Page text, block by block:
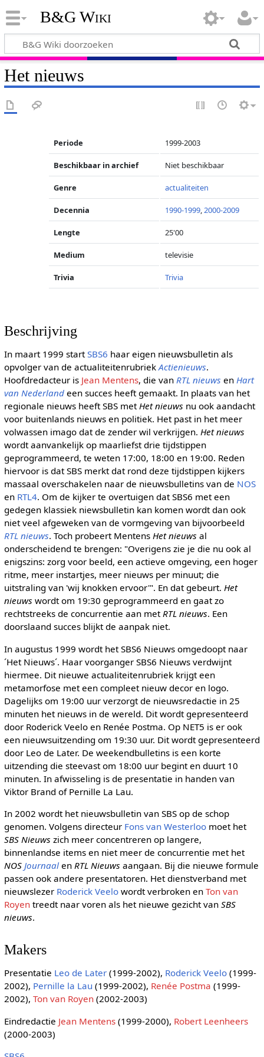
B&G Wiki
Het nieuws
Periode 1999-2003
Beschikbaar in archief Niet beschikbaar
Genre actualiteiten
Decennia 1990-1999,2000-2009
Lengte 25'00
Medium televisie
Trivia Trivia
Beschrijving
In maart 1999 startSBS6 haar eigen nieuwsbulletin als
opvolger van de actualiteitenrubriekActienieuws.
Hoofdredacteur is Jean Mentens, die van RTL nieuws en Hart
van Nederlandeen succes heeft gemaakt. In plaats van het
regionale nieuws heeft SBS metHet nieuws nu ook aandacht
voor buitenlands nieuws en politiek. Het past in het meer
volwassen imago dat de zender wil verkrijgen. Het nieuws
wordt aanvankelijk op maarliefst drie tijdstippen
geprogrammeerd, te weten 17:00, 18:00 en 19:00. Reden
hiervoor is dat SBS merkt dat rond deze tijdstippen kijkers
massaal overschakelen naar de nieuwsbulletins van de NOS
en RTL4. Om de kijker te overtuigen dat SBS6 met een
gedegen klassiek niewsbulletin kan komen wordt dan ook
niet veel afgeweken van de vormgeving van bijvoorbeeld
RTL nieuws. Toch probeert Mentens Het nieuws al
onderscheidend te brengen: "Overigens zie je die nu ook al
enigszins: zorg voor beeld, een actieve omgeving, een hoger
ritme, meer instartjes, meer nieuws per minuut; die
uitstraling van 'wij knokken ervoor'". En dat gebeurt. Het
nieuws wordt om 19:30 geprogrammeerd en gaat zo
rechtstreeks de concurrentie aan metRTL nieuws. Een
doorslaand succes blijkt de aanpak niet.
In augustus 1999 wordt het SBS6 Nieuws omgedoopt naar
´Het Nieuws´. Haar voorganger SBS6 Nieuws verdwijnt
hiermee. Dit nieuwe actualiteitenrubriek krijgt een
metamorfose met een compleet nieuw decor en logo.
Dagelijks om 19:00 uur verzorgt de nieuwsredactie in 25
minuten het nieuws in de wereld. Dit wordt gepresenteerd
door Roderick Veelo en Renée Postma. Op NET5 is er ook
een nieuwsuitzending om 19:30 uur. Dit wordt gepresenteerd
door Leo de Later. De weekendbulletins is een korte
uitzending die steevast om 18:00 uur begint en duurt 10
minuten. In afwisseling is de presentatie in handen van
Viktor Brand of Pernille La Lau.
In 2002 wordt het nieuwsbulletin van SBS op de schop
genomen. Volgens directeur Fons van Westerloomoet het
SBS Nieuws zich meer concentreren op langere,
binnenlandse items en niet meer de concurrentie met het
NOS Journaalen RTL Nieuws aangaan. Bij die nieuwe formule
passen ook andere presentatoren. Het dienstverband met
nieuwslezer Roderick Veelowordt verbroken en Ton van
Royentreedt naar voren als het nieuwe gezicht van SBS
nieuws.
Makers
Presentatie Leo de Later(1999-2002), Roderick Veelo(1999-
2002), Pernille la Lau (1999-2002), Renée Postma (1999-
2002), Ton van Royen(2002-2003)
Eindredactie Jean Mentens(1999-2000), Robert Leenheers
(2000-2003)